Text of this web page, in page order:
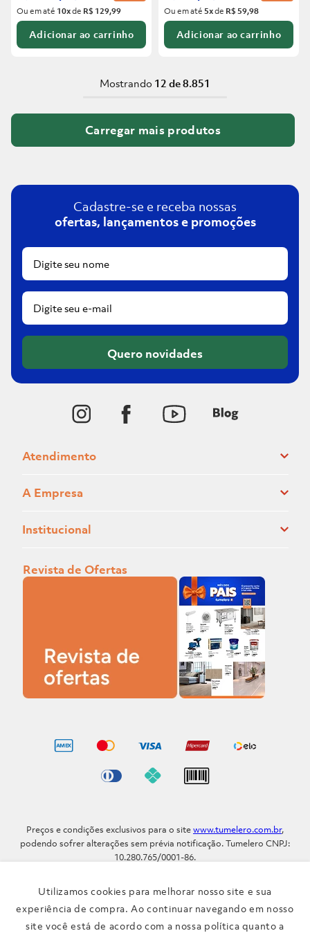
Utilizamos cookies para melhorar nosso site e sua
experiência de compra. Ao continuar navegando em nosso
site você está de acordo com a nossa política quanto a
Ou em até 10xde R$ 129,99
Adicionar ao carrinho
Ou em até5xde R$ 59,98
Adicionar ao carrinho
Mostrando 12 de 8.851
Cadastre-se e receba nossas
ofertas, lançamentos e promoções
Quero novidades
Atendimento
A Empresa
Institucional
Revista de Ofertas
Preços e condições exclusivos para o sitewww.tumelero.com.br,
podendo sofrer alterações sem prévia notificação. Tumelero CNPJ:
10.280.765/0001-86.
91.110-001
Telefone: (51) 3371-9290